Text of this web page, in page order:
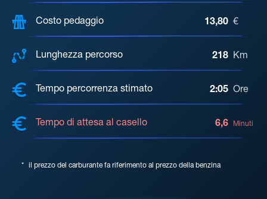
Costo pedaggio 13,80 €
Lunghezza percorso 218 Km
Tempo percorrenza stimato 2:05 Ore
Tempo di attesa al casello 6,6 Minuti
* il prezzo del carburante fa riferimento al prezzo della benzina